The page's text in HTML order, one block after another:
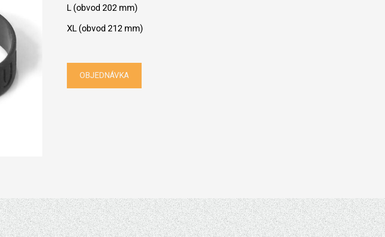
L (obvod 202 mm)
XL (obvod 212 mm)
OBJEDNÁVKA